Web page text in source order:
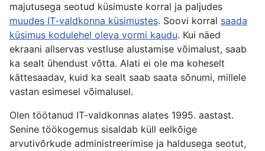
majutusega seotud küsimuste korral ja paljudes
muudes IT-valdkonna küsimustes. Soovi korral saada
küsimus kodulehel oleva vormi kaudu. Kui näed
ekraani allservas vestluse alustamise võimalust, saab
ka sealt ühendust võtta. Alati ei ole ma koheselt
kättesaadav, kuid ka sealt saab saata sõnumi, millele
vastan esimesel võimalusel.
Olen töötanud IT-valdkonnas alates 1995. aastast.
Senine töökogemus sisaldab küll eelkõige
arvutivõrkude administreerimise ja haldusega seotut,